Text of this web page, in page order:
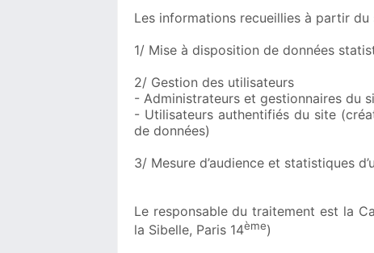
Les informations recueillies à partir
1/ Mise à disposition de données
2/ Gestion des utilisateurs
- Administrateurs et gestionnaires du
- Utilisateurs authentifiés du site
de données)
3/ Mesure d’audience et statistiques
Le responsable du traitement est la
la Sibelle, Paris 14ème)